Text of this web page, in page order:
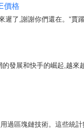
價格
了,謝謝你們還在。”賈
發展和快手的崛起,越來
過區塊鏈技術。這些統